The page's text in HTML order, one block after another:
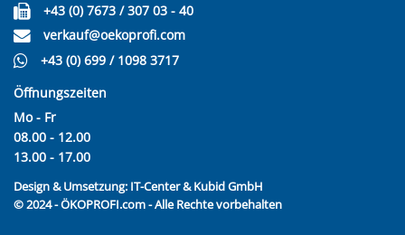
+43 (0) 7673 / 307 03 - 40
verkauf@oekoprofi.com
+43 (0) 699 / 1098 3717
Öffnungszeiten
Mo - Fr
08.00 - 12.00
13.00 - 17.00
Design & Umsetzung: IT-Center & Kubid GmbH
© 2024 - ÖKOPROFI.com - Alle Rechte vorbehalten